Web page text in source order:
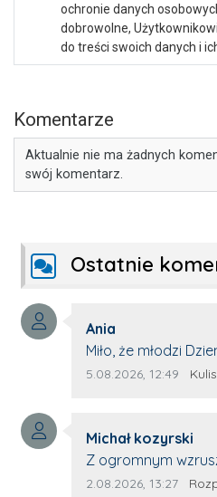
ochronie danych
dobrowolne,
do treści swoich danych i
Komentarze
Aktualnie nie ma żadnych
swój komentarz.
Ostatnie
Autor komentarza:
Ania
Treść komentarza:
Miło, że młodzi
młode talenty,
z nim wywiad,
Artur.
Data dodania
5.08.2026, 12:49 Kulisy
Autor komentarza:
Michał kozyrski
Treść komentarza:
Z ogromnym
materiał. ❤️ Jestem naprawdę dumny z
Data dodania
2.08.2026, 13:27